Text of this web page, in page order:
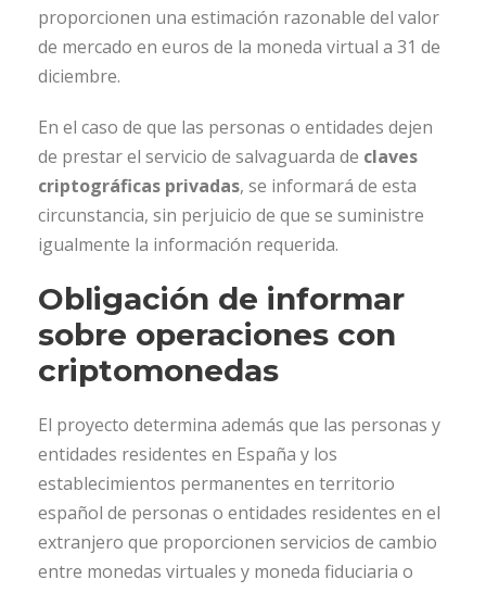
proporcionen una estimación razonable del valor
de mercado en euros de la moneda virtual a 31 de
diciembre.
En el caso de que las personas o entidades dejen
de prestar el servicio de salvaguarda de claves
criptográficas privadas, se informará de esta
circunstancia, sin perjuicio de que se suministre
igualmente la información requerida.
Obligación de informar
sobre operaciones con
criptomonedas
El proyecto determina además que las personas y
entidades residentes en España y los
establecimientos permanentes en territorio
español de personas o entidades residentes en el
extranjero que proporcionen servicios de cambio
entre monedas virtuales y moneda fiduciaria o